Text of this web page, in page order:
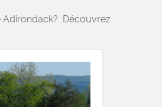
Adirondack? Découvrez